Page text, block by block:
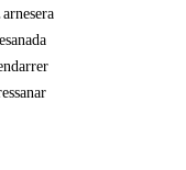
arnesera